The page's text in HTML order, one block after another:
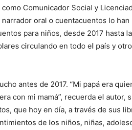
Comunicador Social y
oral o cuentacuentos lo han
para niños, desde 2017 hasta
circulando en todo el país y
antes de 2017. “Mi papá era
con mi mamá”, recuerda el autor,
que hoy en día, a través de sus
de los niños, niñas,